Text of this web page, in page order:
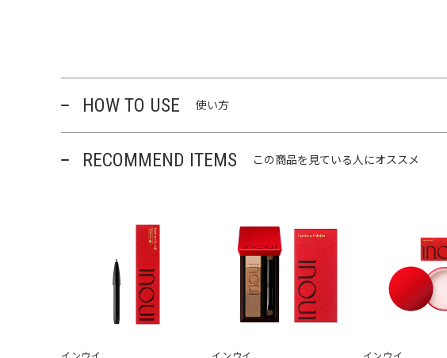
HOW TO USE 使い方
RECOMMEND ITEMS この商品を見ている人にオススメ